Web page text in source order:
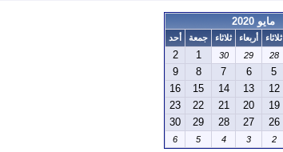
مايو 2020
ثلاثاء أربعاء ثلاثاء جمعة
أحد
28
29
30
1
2
5
6
7
8
9
12
13
14
15
16
19
20
21
22
23
26
27
28
29
30
2
3
4
5
6